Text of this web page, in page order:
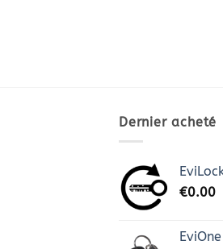
Dernier acheté
€0.00